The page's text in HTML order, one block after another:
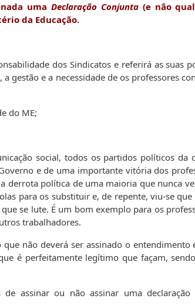
uma Declaração Conjunta(e não
da Educação.
dos Sindicatos e referirá as suas
gestão e a necessidade de os professores
do ME;
social, todos os partidos políticos da
e de uma importante vitória dos
derrota política de uma maioria que nunca
para os substituir e, de repente, viu-se
se lute. É um bom exemplo para os
trabalhadores.
não deverá ser assinado o
é perfeitamente legítimo que façam,
de assinar ou não assinar uma